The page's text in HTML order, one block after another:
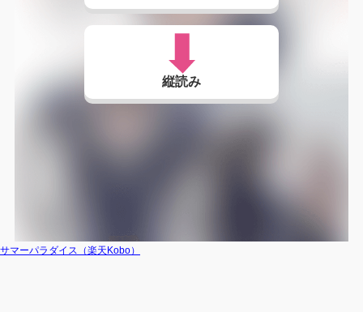
縦読み
サマーパラダイス（楽天Kobo）